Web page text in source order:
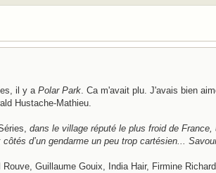
il y a Polar Park. Ca m'avait plu. J'avais bien
Hustache-Mathieu.
dans le village réputé le plus froid de
d’un gendarme un peu trop cartésien...
Guillaume Gouix, India Hair, Firmine